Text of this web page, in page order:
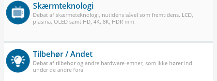
Skærmteknologi
Debat af skærmeteknologi, nutidens såvel som fremtidens. LCD,
plasma, OLED samt HD, 4K, 8K, HDR mm.
Tilbehør / Andet
Debat af tilbehør og andre hardware-emner, som ikke hører ind
under de andre fora